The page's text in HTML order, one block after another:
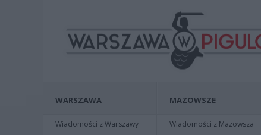
WARSZAWA
Wiadomości z Warszawy
MAZOWSZE
Wiadomości z Mazowsza